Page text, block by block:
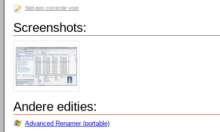
Stel een correctie voor
Screenshots:
Andere edities:
Advanced Renamer (portable)